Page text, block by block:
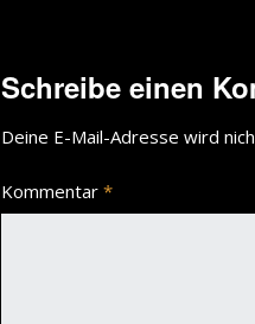
Schreibe einen
Deine E-Mail-Adresse wird
Kommentar *